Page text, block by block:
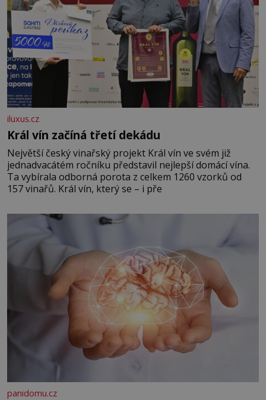
iluxus.cz
Král vín začíná třetí dekádu
Největší český vinařský projekt Král vín ve svém již
jednadvacátém ročníku představil nejlepší domácí vína.
Ta vybírala odborná porota z celkem 1260 vzorků od
157 vinařů. Král vín, který se – i pře
panidomu.cz